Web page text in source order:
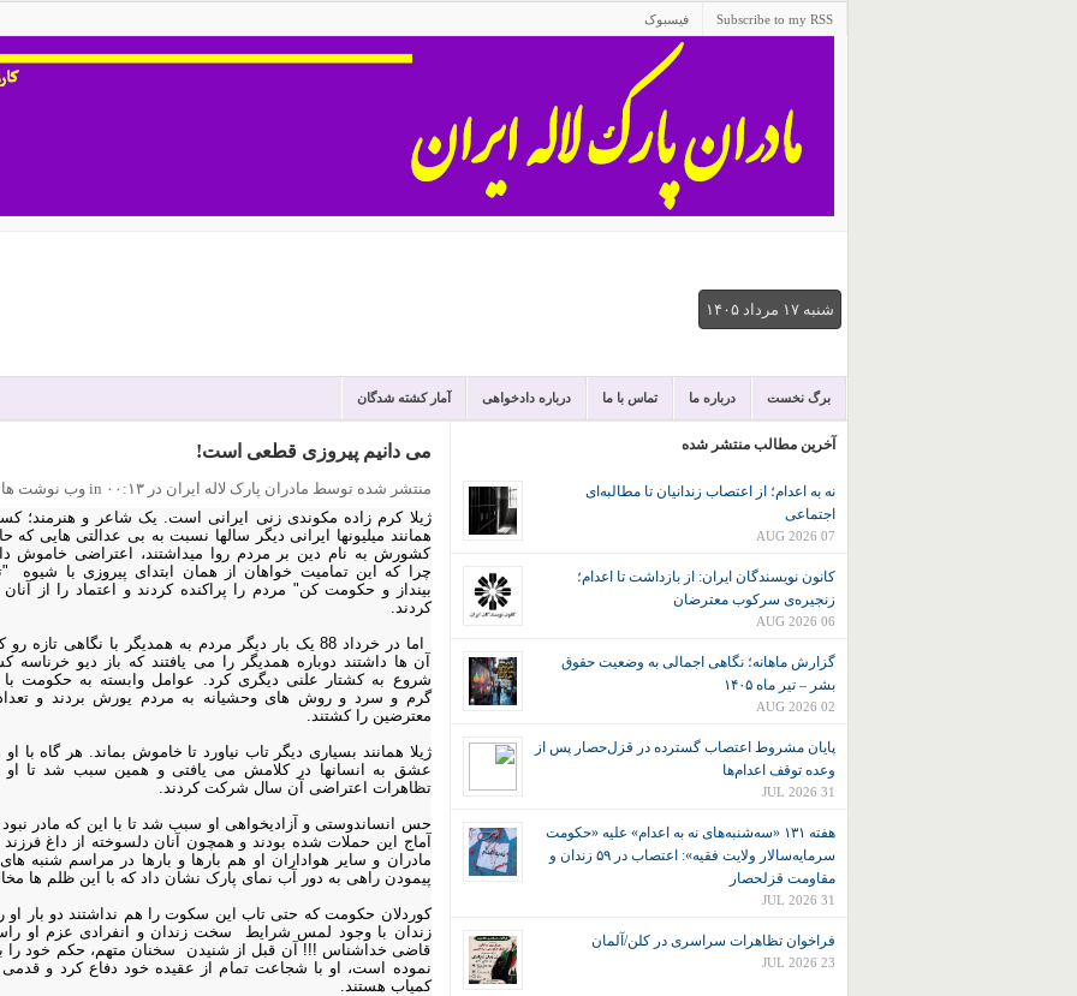
Subscribe to my RSS فیسبوک
شنبه ۱۷ مرداد ۱۴۰۵
برگ نخست درباره ما تماس با ما درباره دادخواهی آمار کشته شدگان
می دانیم پیروزی قطعی است!
منتشر شده توسط مادران پارک لاله ایران در ۰۰:۱۳ in وب نوشت ها
ژیلا کرم زاده مکوندی زنی ایرانی است. یک شاعر و هنرمند؛
همانند میلیونها ایرانی دیگر سالها نسبت به بی عدالتی هایی که
کشورش به نام دین بر مردم روا میداشتند، اعتراضی خاموش
چرا که این تمامیت خواهان از همان ابتدای پیروزی با شیوه
بینداز و حکومت کن" مردم را پراکنده کردند و اعتماد را از
کردند.
اما در خرداد 88 یک بار دیگر مردم به همدیگر با نگاهی تازه
آن ها داشتند دوباره همدیگر را می یافتند که باز دیو خرناسه
شروع به کشتار علنی دیگری کرد. عوامل وابسته به حکومت با
گرم و سرد و روش های وحشیانه به مردم یورش بردند و
معترضین را کشتند.
ژیلا همانند بسیاری دیگر تاب نیاورد تا خاموش بماند. هر گاه با
عشق به انسانها در کلامش می یافتی و همین سبب شد تا او
تظاهرات اعتراضی آن سال شرکت کردند.
حس انساندوستی و آزادیخواهی او سبب شد تا با این که مادر نبود
آماج این حملات شده بودند و همچون آنان دلسوخته از داغ
مادران و سایر هواداران او هم بارها و بارها در مراسم شنبه
پیمودن راهی به دور آب نمای پارک نشان داد که با این ظلم ها
کوردلان حکومت که حتی تاب این سکوت را هم نداشتند دو بار او
زندان با وجود لمس شرایط سخت زندان و انفرادی عزم او
قاضی خداشناس !!! آن قبل از شنیدن سخنان متهم، حکم خود
نموده است، او با شجاعت تمام از عقیده خود دفاع کرد و
کمیاب هستند.
آخرین مطالب منتشر شده
نه به اعدام؛ از اعتصاب زندانیان تا مطالبه‌ای
اجتماعی
07 AUG 2026
کانون نويسندگان ايران: از بازداشت تا اعدام؛
زنجیره‌ی سرکوب معترضان
06 AUG 2026
گزارش ماهانه؛ نگاهی اجمالی به وضعیت حقوق
بشر – تیر ماه ۱۴۰۵
02 AUG 2026
پایان مشروط اعتصاب گسترده در قزل‌حصار پس از
وعده توقف اعدام‌ها
31 JUL 2026
هفته ۱۳۱ «سه‌شنبه‌های نه به اعدام» علیه «حکومت
سرمایه‌سالار ولایت فقیه»: اعتصاب در ۵۹ زندان و
مقاومت قزلحصار
31 JUL 2026
فراخوان تظاهرات سراسری در کلن/آلمان
23 JUL 2026